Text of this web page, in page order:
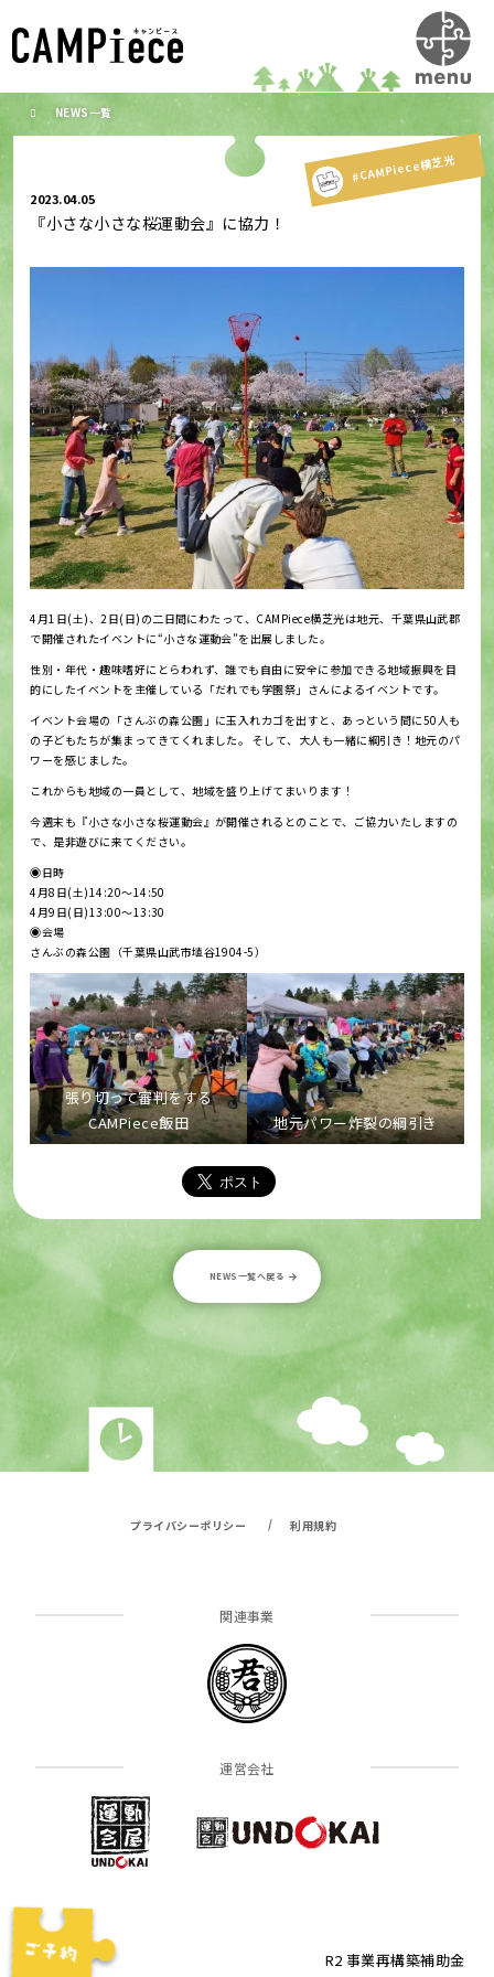
NEWS一覧
#CAMPiece横芝光
2023.04.05
『小さな小さな桜運動会』に協力！
4月1日(土)、2日(日)の二日間にわたって、CAMPiece横芝光は地元、千葉県山武郡
で開催されたイベントに“小さな運動会”を出展しました。
性別・年代・趣味嗜好にとらわれず、誰でも自由に安全に参加できる地域振興を目
的にしたイベントを主催している「だれでも学園祭」さんによるイベントです。
イベント会場の「さんぶの森公園」に玉入れカゴを出すと、あっという間に50人も
の子どもたちが集まってきてくれました。 そして、大人も一緒に綱引き！地元のパ
ワーを感じました。
これからも地域の一員として、地域を盛り上げてまいります！
今週末も『小さな小さな桜運動会』が開催されるとのことで、ご協力いたしますの
で、是非遊びに来てください。
◉日時
4月8日(土)14:20～14:50
4月9日(日)13:00～13:30
◉会場
さんぶの森公園（千葉県山武市埴谷1904-5）
張り切って審判をする
CAMPiece飯田
地元パワー炸裂の綱引き
NEWS一覧へ戻る
プライバシーポリシー / 利用規約
関連事業
運営会社
R2 事業再構築補助金